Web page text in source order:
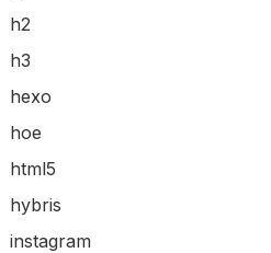
h2
h3
hexo
hoe
html5
hybris
instagram